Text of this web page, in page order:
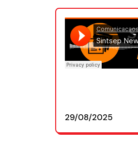
29/08/2025